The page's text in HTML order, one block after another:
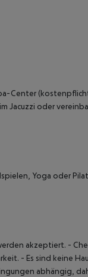
Center
Jacuzzi oder
Yoga oder
akzeptiert. -
- Es sind keine
abhängig,